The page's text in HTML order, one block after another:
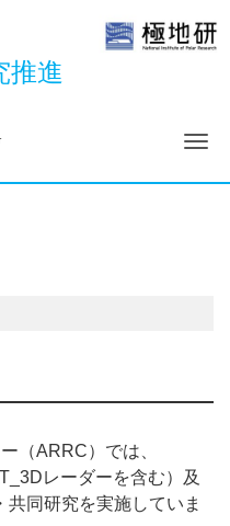
推進
ナ
（ARRC）では、
レーダーを含む）及
同研究を実施していま